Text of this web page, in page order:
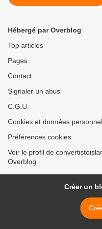
Hébergé par Overblog
Top articles
Pages
Contact
Signaler un abus
C.G.U.
Cookies et données
Préférences cookies
Voir le profil de
Overblog
Créer un